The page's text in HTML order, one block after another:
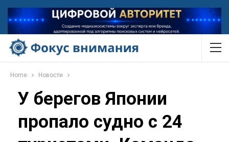
Home Новости
У берегов Японии
пропало судно с 24